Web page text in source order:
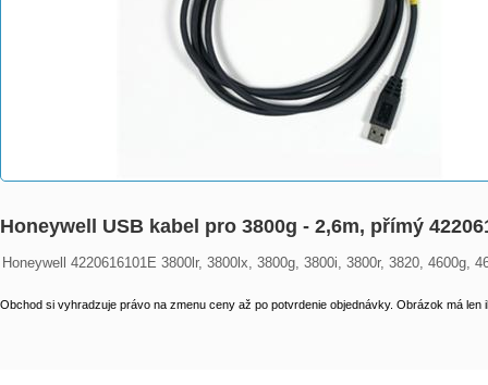
Honeywell USB kabel pro 3800g - 2,6m, přímý
Honeywell 4220616101E 3800lr, 3800lx, 3800g, 3800i, 3800r, 3820,
Obchod si vyhradzuje právo na zmenu ceny až po potvrdenie objednávky. Obrázok má len